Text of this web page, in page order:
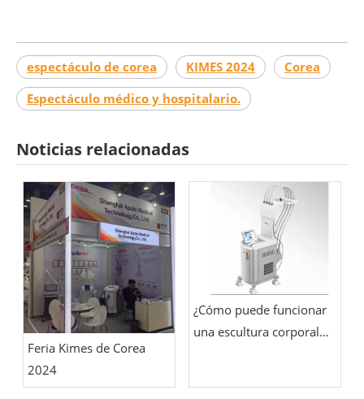
espectáculo de corea KIMES 2024
Corea
Espectáculo médico y hospitalario.
Noticias relacionadas
Feria Kimes de Corea
2024
¿Cómo puede funcionar
una escultura corporal